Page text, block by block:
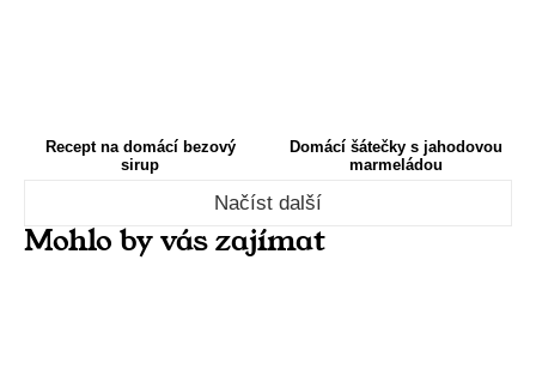
Recept na domácí bezový
sirup
Domácí šátečky s jahodovou
marmeládou
Načíst další
Mohlo by vás zajímat